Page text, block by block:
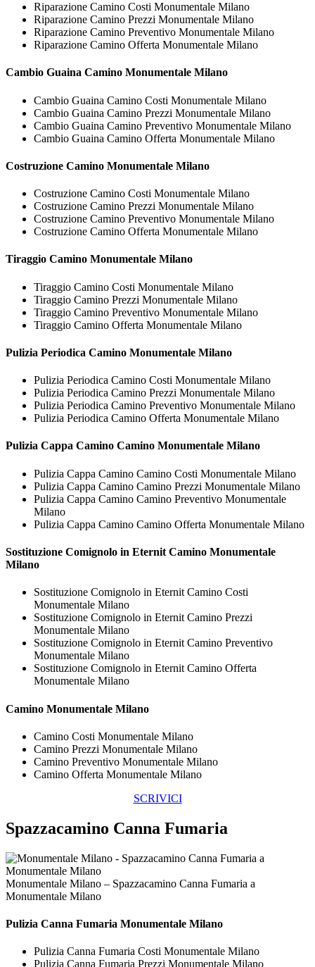
Riparazione Camino Costi Monumentale Milano
Riparazione Camino Prezzi Monumentale Milano
Riparazione Camino Preventivo Monumentale Milano
Riparazione Camino Offerta Monumentale Milano
Cambio Guaina Camino Monumentale Milano
Cambio Guaina Camino Costi Monumentale Milano
Cambio Guaina Camino Prezzi Monumentale Milano
Cambio Guaina Camino Preventivo Monumentale Milano
Cambio Guaina Camino Offerta Monumentale Milano
Costruzione Camino Monumentale Milano
Costruzione Camino Costi Monumentale Milano
Costruzione Camino Prezzi Monumentale Milano
Costruzione Camino Preventivo Monumentale Milano
Costruzione Camino Offerta Monumentale Milano
Tiraggio Camino Monumentale Milano
Tiraggio Camino Costi Monumentale Milano
Tiraggio Camino Prezzi Monumentale Milano
Tiraggio Camino Preventivo Monumentale Milano
Tiraggio Camino Offerta Monumentale Milano
Pulizia Periodica Camino Monumentale Milano
Pulizia Periodica Camino Costi Monumentale Milano
Pulizia Periodica Camino Prezzi Monumentale Milano
Pulizia Periodica Camino Preventivo Monumentale Milano
Pulizia Periodica Camino Offerta Monumentale Milano
Pulizia Cappa Camino Camino Monumentale Milano
Pulizia Cappa Camino Camino Costi Monumentale Milano
Pulizia Cappa Camino Camino Prezzi Monumentale Milano
Pulizia Cappa Camino Camino Preventivo Monumentale
Milano
Pulizia Cappa Camino Camino Offerta Monumentale Milano
Sostituzione Comignolo in Eternit Camino Monumentale
Milano
Sostituzione Comignolo in Eternit Camino Costi
Monumentale Milano
Sostituzione Comignolo in Eternit Camino Prezzi
Monumentale Milano
Sostituzione Comignolo in Eternit Camino Preventivo
Monumentale Milano
Sostituzione Comignolo in Eternit Camino Offerta
Monumentale Milano
Camino Monumentale Milano
Camino Costi Monumentale Milano
Camino Prezzi Monumentale Milano
Camino Preventivo Monumentale Milano
Camino Offerta Monumentale Milano
SCRIVICI
Spazzacamino Canna Fumaria
Monumentale Milano – Spazzacamino Canna Fumaria a
Monumentale Milano
Pulizia Canna Fumaria Monumentale Milano
Pulizia Canna Fumaria Costi Monumentale Milano
Pulizia Canna Fumaria Prezzi Monumentale Milano